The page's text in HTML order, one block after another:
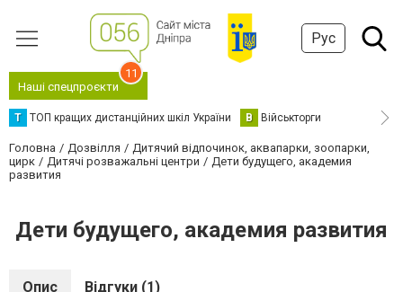
Рус
Наші спецпроєкти
11
Т ТОП кращих дистанційних шкіл України В Військторги
Головна Дозвілля
Дитячий відпочинок, аквапарки, зоопарки,
цирк
Дитячі розважальні центри
Дети будущего, академия
развития
Дети будущего, академия развития
Опис Відгуки (1)